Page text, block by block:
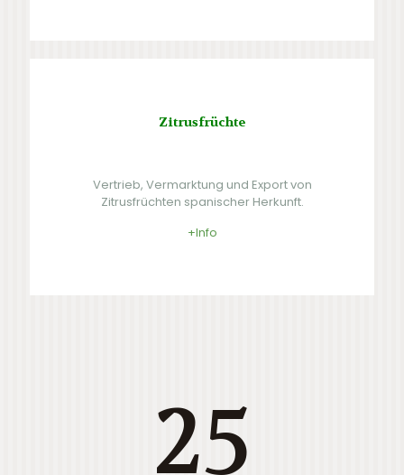
Zitrusfrüchte
Vertrieb, Vermarktung und Export von
Zitrusfrüchten spanischer Herkunft.
+Info
25